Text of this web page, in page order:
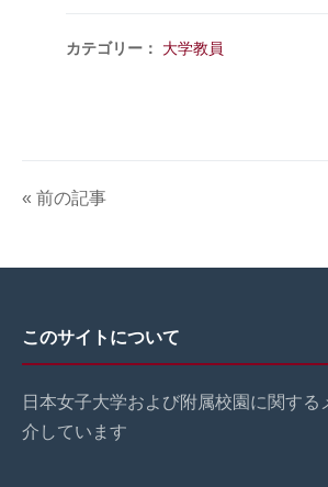
カテゴリー： 大学教員
« 前の記事
このサイトについて
日本女子大学および附属校園に関する
介しています